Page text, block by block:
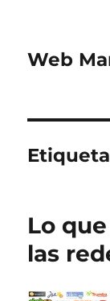
Web
Lo
las